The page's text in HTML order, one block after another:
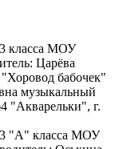
3 класса МОУ
Царёва
бабочек"
музыкальный
"Акварельки", г.
3 "А" класса МОУ